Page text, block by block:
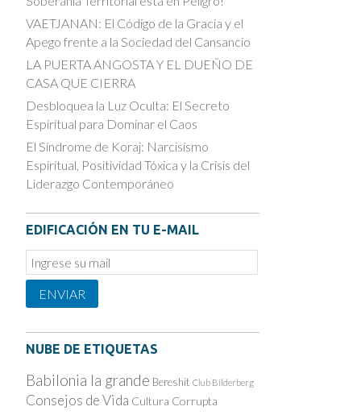
VAETJANAN: El Código de la Gracia y el
Apego frente a la Sociedad del Cansancio
LA PUERTA ANGOSTA Y EL DUEÑO DE
CASA QUE CIERRA
Desbloquea la Luz Oculta: El Secreto
Espiritual para Dominar el Caos
El Síndrome de Koraj: Narcisismo
Espiritual, Positividad Tóxica y la Crisis del
Liderazgo Contemporáneo
EDIFICACIÓN EN TU E-MAIL
Email
Subscription
ENVIAR
NUBE DE ETIQUETAS
Babilonia la grande Bereshit Club Bilderberg
Consejos de Vida Cultura Corrupta